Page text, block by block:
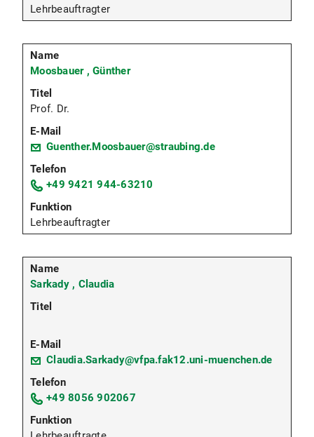
Lehrbeauftragter
Moosbauer , Günther
Prof. Dr.
Guenther.Moosbauer@straubing.de
+49 9421 944-63210
Lehrbeauftragter
Sarkady , Claudia
Claudia.Sarkady@vfpa.fak12.uni-muenchen.de
+49 8056 902067